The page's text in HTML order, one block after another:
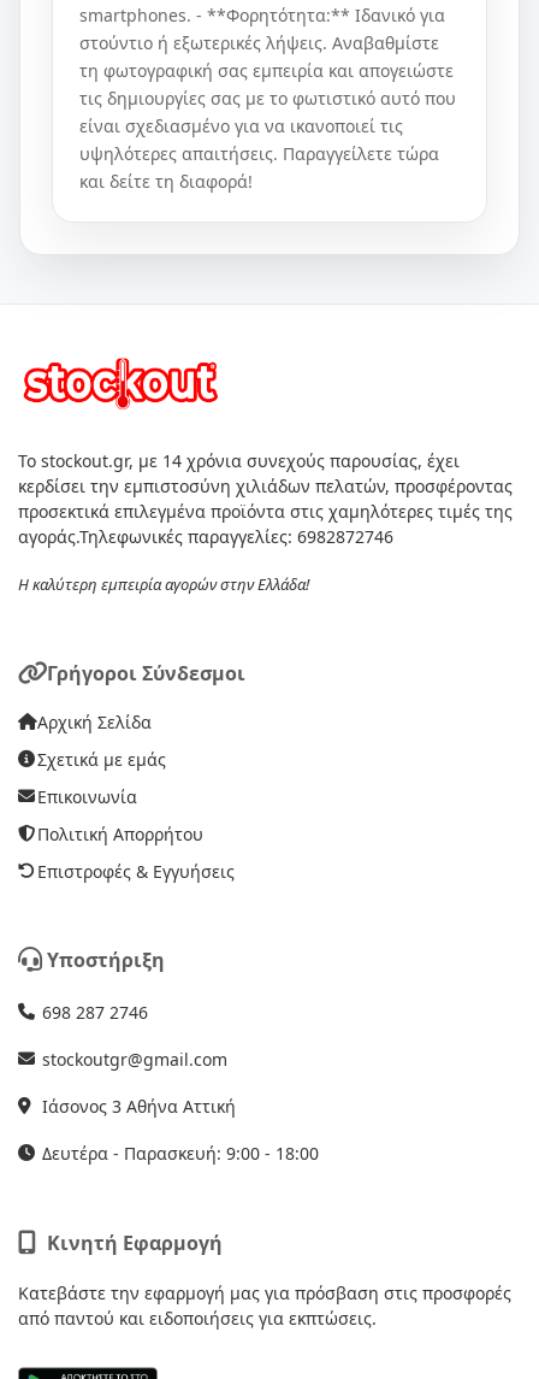
smartphones. - **Φορητότητα:** Ιδανικό για
στούντιο ή εξωτερικές λήψεις. Αναβαθμίστε
τη φωτογραφική σας εμπειρία και απογειώστε
τις δημιουργίες σας με το φωτιστικό αυτό που
είναι σχεδιασμένο για να ικανοποιεί τις
υψηλότερες απαιτήσεις. Παραγγείλετε τώρα
και δείτε τη διαφορά!
Το stockout.gr, με 14 χρόνια συνεχούς παρουσίας, έχει
κερδίσει την εμπιστοσύνη χιλιάδων πελατών, προσφέροντας
προσεκτικά επιλεγμένα προϊόντα στις χαμηλότερες τιμές της
αγοράς.Τηλεφωνικές παραγγελίες: 6982872746
Η καλύτερη εμπειρία αγορών στην Ελλάδα!
Γρήγοροι Σύνδεσμοι
Αρχική Σελίδα
Σχετικά με εμάς
Επικοινωνία
Πολιτική Απορρήτου
Επιστροφές & Εγγυήσεις
Υποστήριξη
698 287 2746
stockoutgr@gmail.com
Ιάσονος 3 Αθήνα Αττική
Δευτέρα - Παρασκευή: 9:00 - 18:00
Κινητή Εφαρμογή
Κατεβάστε την εφαρμογή μας για πρόσβαση στις προσφορές
από παντού και ειδοποιήσεις για εκπτώσεις.